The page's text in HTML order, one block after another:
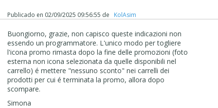
... secondo una mia personale idea, volendo, e usando
mettendo un codice EXTRA che all'apertura del sito
nella prima sessione del browser rilevi la presenza di
prodotti nel carrello ( Cart Status), e che con un js alert
tipo confirm() (*) a due scelte, inviti o meno allo
svuotamento del carrello, comandato con codice
EXTRA...
(*) ... oppure al posto del js confirm() si potrebbe vedere
di usare una finestra DIV_CUSTOM...
Publicado en 02/09/2025 09:56:55 de ‪ KolAsim ‪ ‪
Buongiorno, grazie, non capisco queste indicazioni non
essendo un programmatore. L'unico modo per togliere
l'icona promo rimasta dopo la fine delle promozioni (foto
esterna non icona selezionata da quelle disponibili nel
carrello) é mettere "nessuno sconto" nei carrelli dei
prodotti per cui é terminata la promo, allora dopo
scompare.
Simona